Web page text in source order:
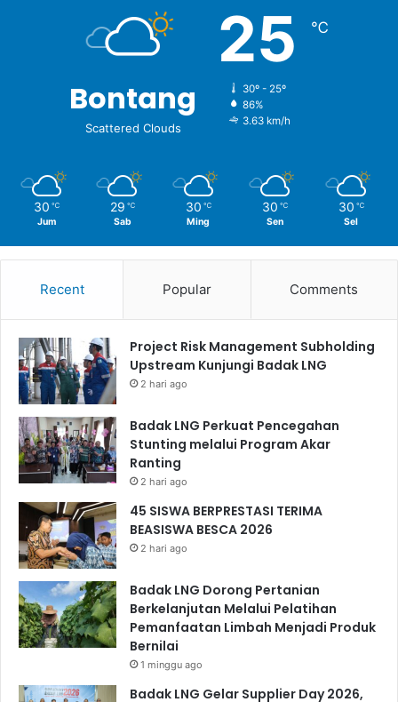
Bontang
Scattered Clouds
25 ℃
30º - 25º
86%
3.63 km/h
30 ℃
Jum
29 ℃
Sab
30 ℃
Ming
30 ℃
Sen
30 ℃
Sel
Recent Popular Comments
Project Risk Management Subholding
Upstream Kunjungi Badak LNG
2 hari ago
Badak LNG Perkuat Pencegahan
Stunting melalui Program Akar
Ranting
2 hari ago
45 SISWA BERPRESTASI TERIMA
BEASISWA BESCA 2026
2 hari ago
Badak LNG Dorong Pertanian
Berkelanjutan Melalui Pelatihan
Pemanfaatan Limbah Menjadi Produk
Bernilai
1 minggu ago
Badak LNG Gelar Supplier Day 2026,